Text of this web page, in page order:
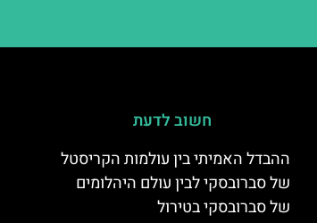
חשוב לדעת
ההבדל האמיתי בין עולמות הקריסטל
של סברובסקי לבין עולם היהלומים
של סברובסקי בטירול